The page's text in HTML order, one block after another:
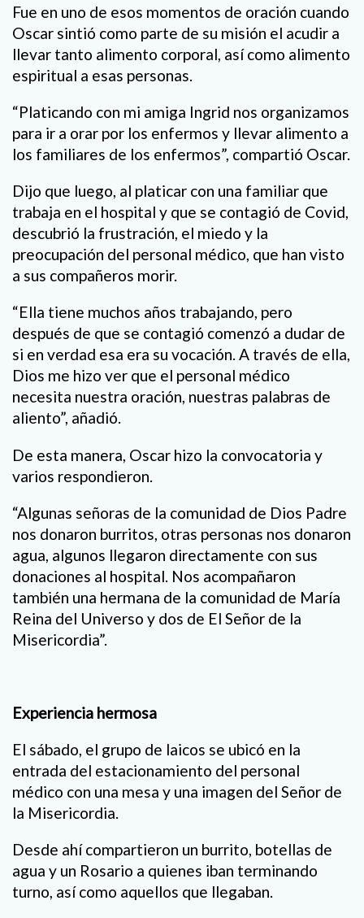
Fue en uno de esos momentos de oración cuando
Oscar sintió como parte de su misión el acudir a
llevar tanto alimento corporal, así como alimento
espiritual a esas personas.
“Platicando con mi amiga Ingrid nos organizamos
para ir a orar por los enfermos y llevar alimento a
los familiares de los enfermos”, compartió Oscar.
Dijo que luego, al platicar con una familiar que
trabaja en el hospital y que se contagió de Covid,
descubrió la frustración, el miedo y la
preocupación del personal médico, que han visto
a sus compañeros morir.
“Ella tiene muchos años trabajando, pero
después de que se contagió comenzó a dudar de
si en verdad esa era su vocación. A través de ella,
Dios me hizo ver que el personal médico
necesita nuestra oración, nuestras palabras de
aliento”, añadió.
De esta manera, Oscar hizo la convocatoria y
varios respondieron.
“Algunas señoras de la comunidad de Dios Padre
nos donaron burritos, otras personas nos donaron
agua, algunos llegaron directamente con sus
donaciones al hospital. Nos acompañaron
también una hermana de la comunidad de María
Reina del Universo y dos de El Señor de la
Misericordia”.
Experiencia hermosa
El sábado, el grupo de laicos se ubicó en la
entrada del estacionamiento del personal
médico con una mesa y una imagen del Señor de
la Misericordia.
Desde ahí compartieron un burrito, botellas de
agua y un Rosario a quienes iban terminando
turno, así como aquellos que llegaban.